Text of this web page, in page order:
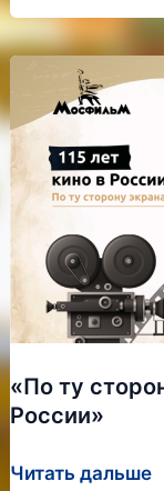
ПЕДАГОГОВ
«По ту
России»
«По
Читать дальше